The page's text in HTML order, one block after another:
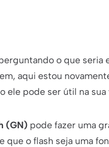
o que seria
aqui estou
ele pode ser útil na sua
(GN)pode fazer uma
que o flash seja uma